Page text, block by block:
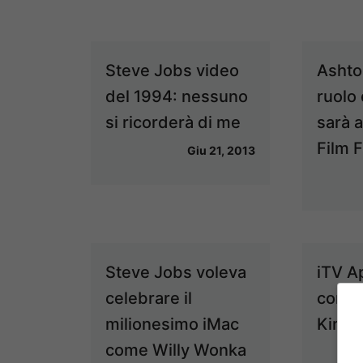
Steve Jobs video
del 1994: nessuno
si ricorderà di me
Giu 21, 2013
ruolo
sarà
Film
Steve Jobs voleva
celebrare il
milionesimo iMac
come Willy Wonka
iTV